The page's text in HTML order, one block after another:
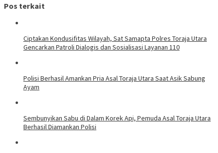
Pos terkait
Ciptakan Kondusifitas Wilayah, Sat Samapta Polres Toraja Utara
Gencarkan Patroli Dialogis dan Sosialisasi Layanan 110
Polisi Berhasil Amankan Pria Asal Toraja Utara Saat Asik Sabung
Ayam
Sembunyikan Sabu di Dalam Korek Api, Pemuda Asal Toraja Utara
Berhasil Diamankan Polisi